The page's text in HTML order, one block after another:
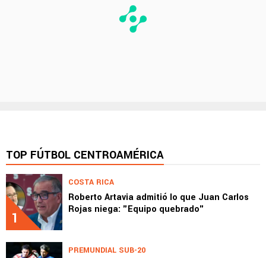
TOP FÚTBOL CENTROAMÉRICA
1
COSTA RICA
Roberto Artavia admitió lo que Juan Carlos
Rojas niega: "Equipo quebrado"
PREMUNDIAL SUB-20